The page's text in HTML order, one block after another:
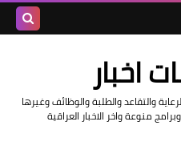
اخبار
والتقاعد والطلبة والوظائف وغيرها
منوعة واخر الاخبار العراقية